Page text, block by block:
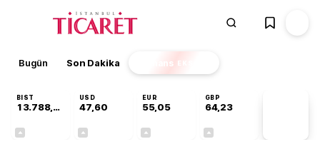
Bugün Son Dakika Finans EKSTRA
BIST
13.788,78
USD
47,60
EUR
55,05
GBP
64,23